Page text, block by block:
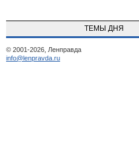
ТЕМЫ ДНЯ
© 2001-2026, Ленправда
info@lenpravda.ru